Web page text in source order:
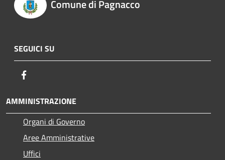
Comune di Pagnacco
SEGUICI SU
AMMINISTRAZIONE
Organi di Governo
Aree Amministrative
Uffici